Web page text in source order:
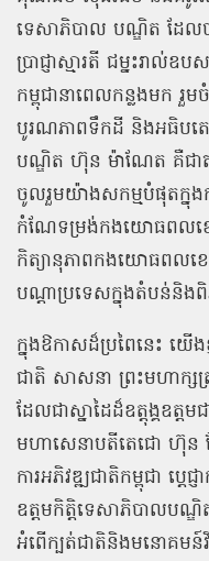
ទេសាភិបាល បណ្ឌិត ដែលប
ប្រាជ្ញាស្មារតី ជម្នះរាល់ឧ
កម្ពុជានាពេលកន្លងមក រួម
បូរណភាពទឹកដី និងអធិបតេ
បណ្ឌិត ហ៊ុន ម៉ាណែត គឺជាឥ
ចូលរួមយ៉ាងសកម្មបំផុតក្នុង
កំណែទម្រង់កងយោធពលខេ
កិត្យានុភាពកងយោធពលខេ
បណ្ដាប្រទេសក្នុងតំបន់និ
ក្នុងឱកាសដ៏ប្រពៃនេះ យើង
ជាតិ សាសនា ព្រះមហាក្ស
ដែលជាស្នាដៃដ៏ឧត្តុង្គឧត្ត
មហាសេនាបតីតេជោ ហ៊ុន ស
ការអភិវឌ្ឍជាតិកម្ពុជា ប្តេ
ឧត្តមកិត្តិទេសាភិបាលបណ្ឌិ
អំពើក្បត់ជាតិនិងមនោគម